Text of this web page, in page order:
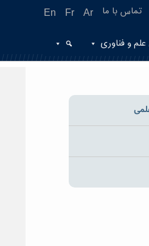
En Fr Ar تماس با ما
و فناوری